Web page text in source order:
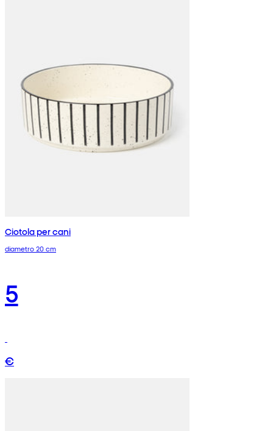
Ciotola per cani
diametro 20 cm
5
€